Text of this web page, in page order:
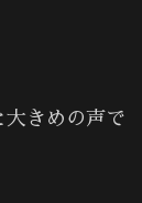
きめの声で